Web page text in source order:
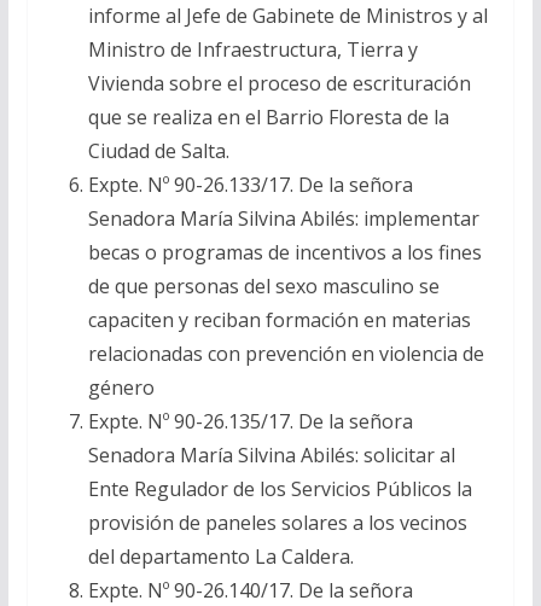
informe al Jefe de Gabinete de Ministros y al
Ministro de Infraestructura, Tierra y
Vivienda sobre el proceso de escrituración
que se realiza en el Barrio Floresta de la
Ciudad de Salta.
Expte. Nº 90-26.133/17. De la señora
Senadora María Silvina Abilés: implementar
becas o programas de incentivos a los fines
de que personas del sexo masculino se
capaciten y reciban formación en materias
relacionadas con prevención en violencia de
género
Expte. Nº 90-26.135/17. De la señora
Senadora María Silvina Abilés: solicitar al
Ente Regulador de los Servicios Públicos la
provisión de paneles solares a los vecinos
del departamento La Caldera.
Expte. Nº 90-26.140/17. De la señora